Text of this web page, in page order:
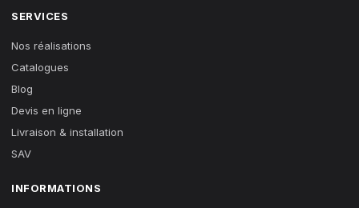
SERVICES
Nos réalisations
Catalogues
Blog
Devis en ligne
Livraison & installation
SAV
INFORMATIONS